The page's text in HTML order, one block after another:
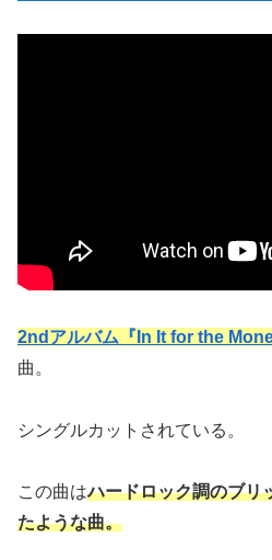
2ndアルバム『In It for the
曲。
シングルカットされている。
この曲はハードロック調のブリ
たような曲。